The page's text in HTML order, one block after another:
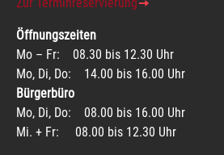
Öffnungszeiten
Mo – Fr: 08.30 bis 12.30 Uhr
Mo, Di, Do: 14.00 bis 16.00 Uhr
Bürgerbüro
Mo, Di, Do: 08.00 bis 16.00 Uhr
Mi. + Fr: 08.00 bis 12.30 Uhr